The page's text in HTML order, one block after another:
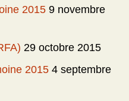
2015 9 novembre
29 octobre 2015
2015 4 septembre